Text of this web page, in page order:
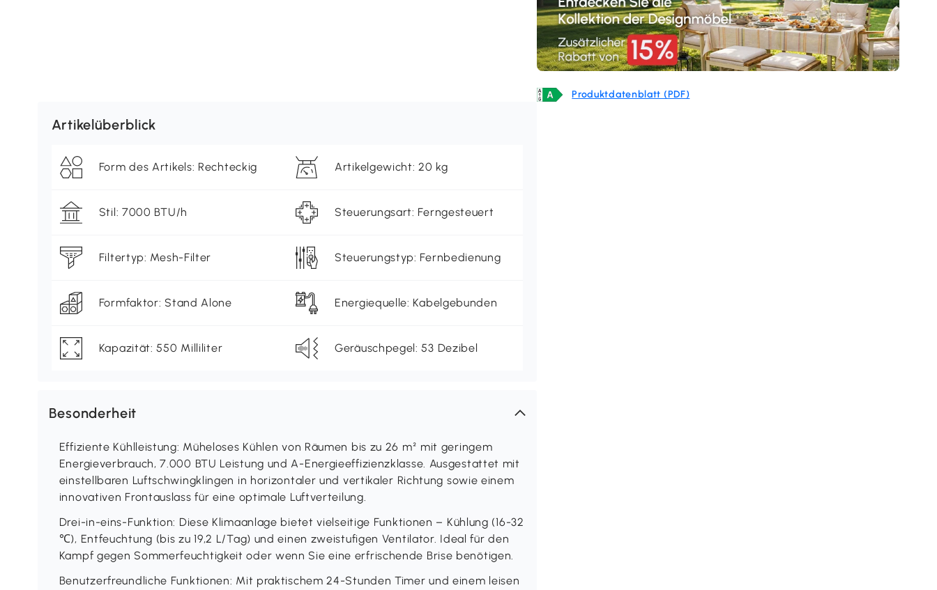
Produktdatenblatt (PDF)
Artikelüberblick
Form des Artikels: Rechteckig Artikelgewicht: 20 kg
Stil: 7000 BTU/h Steuerungsart: Ferngesteuert
Filtertyp: Mesh-Filter Steuerungstyp: Fernbedienung
Formfaktor: Stand Alone Energiequelle: Kabelgebunden
Kapazität: 550 Milliliter Geräuschpegel: 53 Dezibel
Besonderheit
Effiziente Kühlleistung: Müheloses Kühlen von Räumen bis zu 26 m² mit geringem
Energieverbrauch, 7.000 BTU Leistung und A-Energieeffizienzklasse. Ausgestattet mit
einstellbaren Luftschwingklingen in horizontaler und vertikaler Richtung sowie einem
innovativen Frontauslass für eine optimale Luftverteilung.
Drei-in-eins-Funktion: Diese Klimaanlage bietet vielseitige Funktionen – Kühlung (16-32
℃), Entfeuchtung (bis zu 19,2 L/Tag) und einen zweistufigen Ventilator. Ideal für den
Kampf gegen Sommerfeuchtigkeit oder wenn Sie eine erfrischende Brise benötigen.
Benutzerfreundliche Funktionen: Mit praktischem 24-Stunden Timer und einem leisen